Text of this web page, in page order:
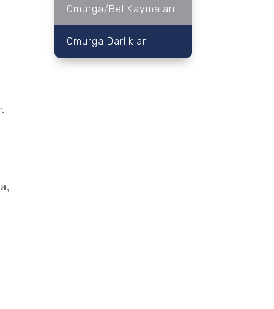
Omurga/Bel Kaymaları
Omurga Darlıkları